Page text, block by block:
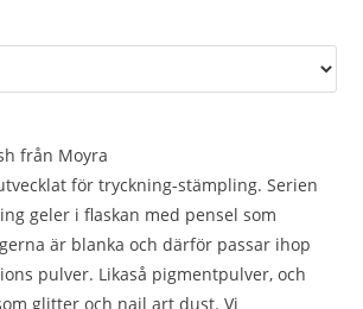
från Moyra
för tryckning-stämpling. Serien
geler i flaskan med pensel som
är blanka och därför passar ihop
pulver. Likaså pigmentpulver, och
glitter och nail art dust. Vi